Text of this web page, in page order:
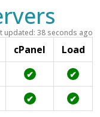
updated: 38 seconds ago
cPanel
Load
✔ ✔
✔ ✔